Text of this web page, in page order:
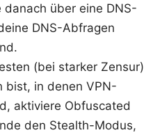
danach über eine DNS-
DNS-Abfragen
(bei starker Zensur)
bist, in denen VPN-
aktiviere Obfuscated
den Stealth-Modus,